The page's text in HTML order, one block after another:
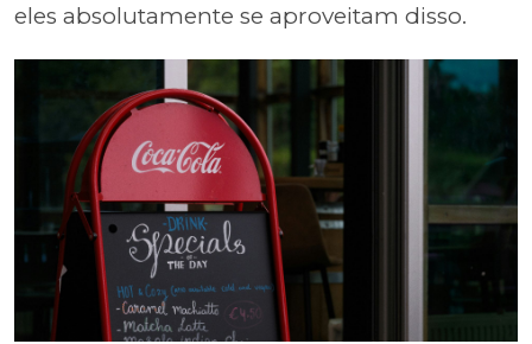
eles absolutamente se aproveitam disso.